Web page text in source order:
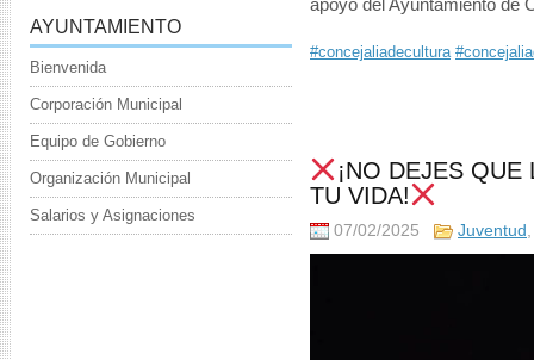
apoyo del Ayuntamiento de
#concejaliadecultura
¡NO DEJES
TU VIDA!
07/02/2025 Juventud
AYUNTAMIENTO
Bienvenida
Corporación Municipal
Equipo de Gobierno
Organización Municipal
Salarios y Asignaciones